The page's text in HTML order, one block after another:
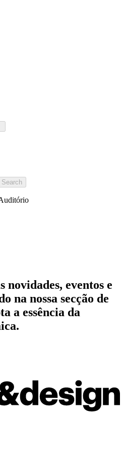
Search
novidades, eventos e
na nossa secção de
a essência da